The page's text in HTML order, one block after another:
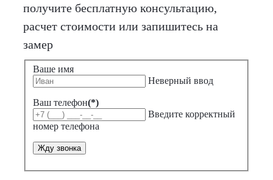
получите бесплатную консультацию,
расчет стоимости или запишитесь на
замер
Ваше имя
Неверный ввод
Ваш телефон(*)
Введите корректный
номер телефона
Жду звонка